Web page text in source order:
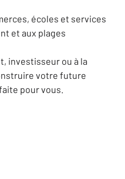
écoles et services
et aux plages
investisseur ou à la
votre future
pour vous.